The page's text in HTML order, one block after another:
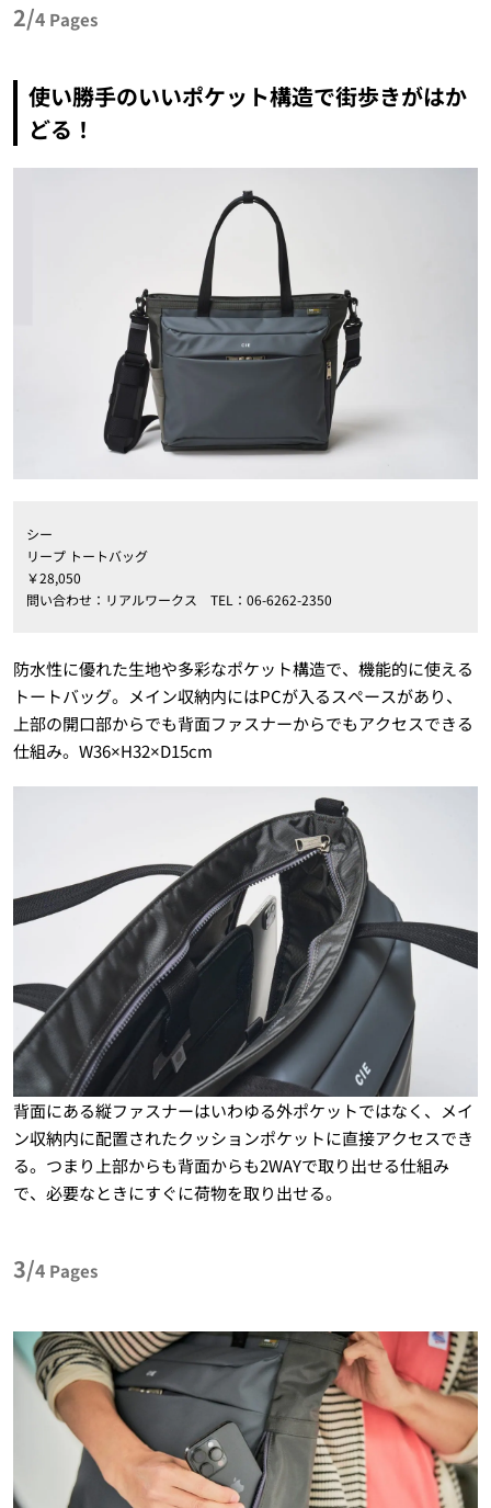
2/4 Pages
使い勝手のいいポケット構造で街歩きがはか
どる！
シー
リープ トートバッグ
￥28,050
問い合わせ：リアルワークス TEL：06-6262-2350
防水性に優れた生地や多彩なポケット構造で、機能的に使える
トートバッグ。メイン収納内にはPCが入るスペースがあり、
上部の開口部からでも背面ファスナーからでもアクセスできる
仕組み。W36×H32×D15cm
背面にある縦ファスナーはいわゆる外ポケットではなく、メイ
ン収納内に配置されたクッションポケットに直接アクセスでき
る。つまり上部からも背面からも2WAYで取り出せる仕組み
で、必要なときにすぐに荷物を取り出せる。
3/4 Pages